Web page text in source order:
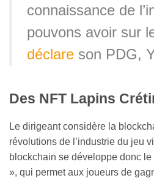
connaissance de
pouvons avoir sur
déclare son PDG,
Des NFT Lapins
Le dirigeant considère la
révolutions de l’industrie du jeu
blockchain se développe donc
», qui permet aux joueurs de